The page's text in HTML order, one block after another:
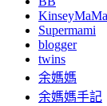
KinseyMaMa
Supermami
blogger
twins
余媽媽
余媽媽手記